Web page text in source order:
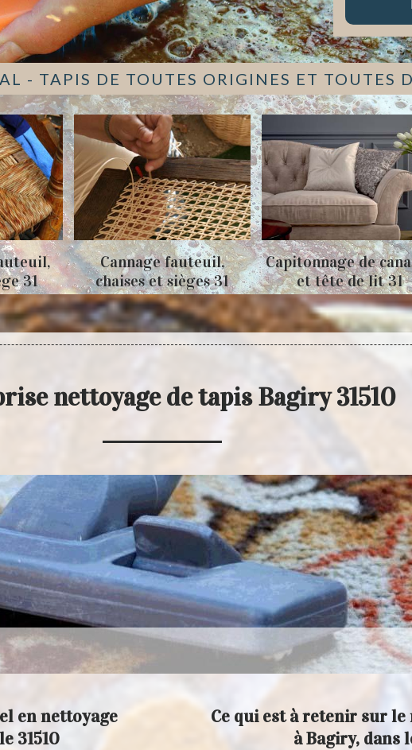
- TAPIS DE TOUTES ORIGINES ET TOUTES
31
Cannage fauteuil,
chaises et sièges 31
Capitonnage de
et tête de lit 31
nettoyage de tapis Bagiry 31510
en nettoyage
31510
Ce qui est à retenir sur le
à Bagiry, dans